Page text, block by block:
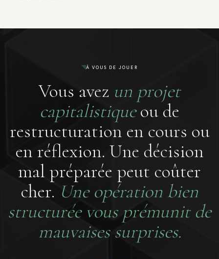
À VOUS DE JOUER
Vous avez un projet
capitalistiqueou de
restructuration en cours ou
en réflexion. Une décision
mal préparée peut coûter
cher. Une opération bien
structurée vous prémunit de
mauvaises surprises.